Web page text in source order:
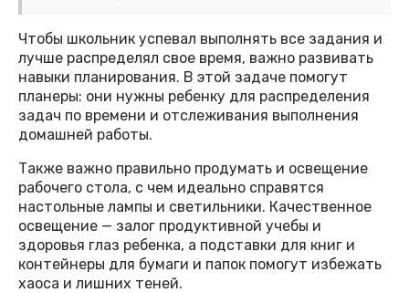
Чтобы школьник успевал выполнять все задания и
лучше распределял свое время, важно развивать
навыки планирования. В этой задаче помогут
планеры: они нужны ребенку для распределения
задач по времени и отслеживания выполнения
домашней работы.
Также важно правильно продумать и освещение
рабочего стола, с чем идеально справятся
настольные лампы и светильники. Качественное
освещение — залог продуктивной учебы и
здоровья глаз ребенка, а подставки для книг и
контейнеры для бумаги и папок помогут избежать
хаоса и лишних теней.